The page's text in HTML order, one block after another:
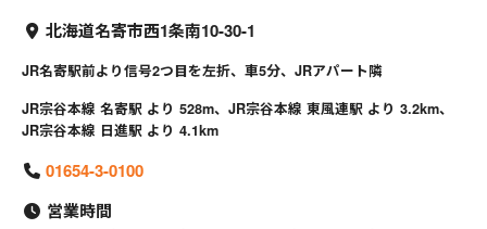
北海道名寄市西1条南10-30-1
JR名寄駅前より信号2つ目を左折、車5分、JRアパート隣
JR宗谷本線 名寄駅 より 528m、JR宗谷本線 東風連駅 より 3.2km、
JR宗谷本線 日進駅 より 4.1km
01654-3-0100
営業時間